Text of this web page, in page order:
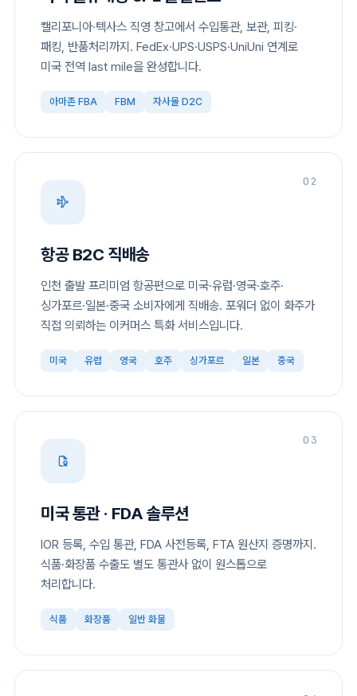
캘리포니아·텍사스 직영 창고에서 수입통관, 보관, 피킹·
패킹, 반품처리까지. FedEx·UPS·USPS·UniUni 연계로
미국 전역 last mile을 완성합니다.
아마존 FBA FBM 자사몰 D2C
02
항공 B2C 직배송
인천 출발 프리미엄 항공편으로 미국·유럽·영국·호주·
싱가포르·일본·중국 소비자에게 직배송. 포워더 없이 화주가
직접 의뢰하는 이커머스 특화 서비스입니다.
미국 유럽 영국 호주 싱가포르 일본 중국
03
미국 통관 · FDA 솔루션
IOR 등록, 수입 통관, FDA 사전등록, FTA 원산지 증명까지.
식품·화장품 수출도 별도 통관사 없이 원스톱으로
처리합니다.
식품 화장품 일반 화물